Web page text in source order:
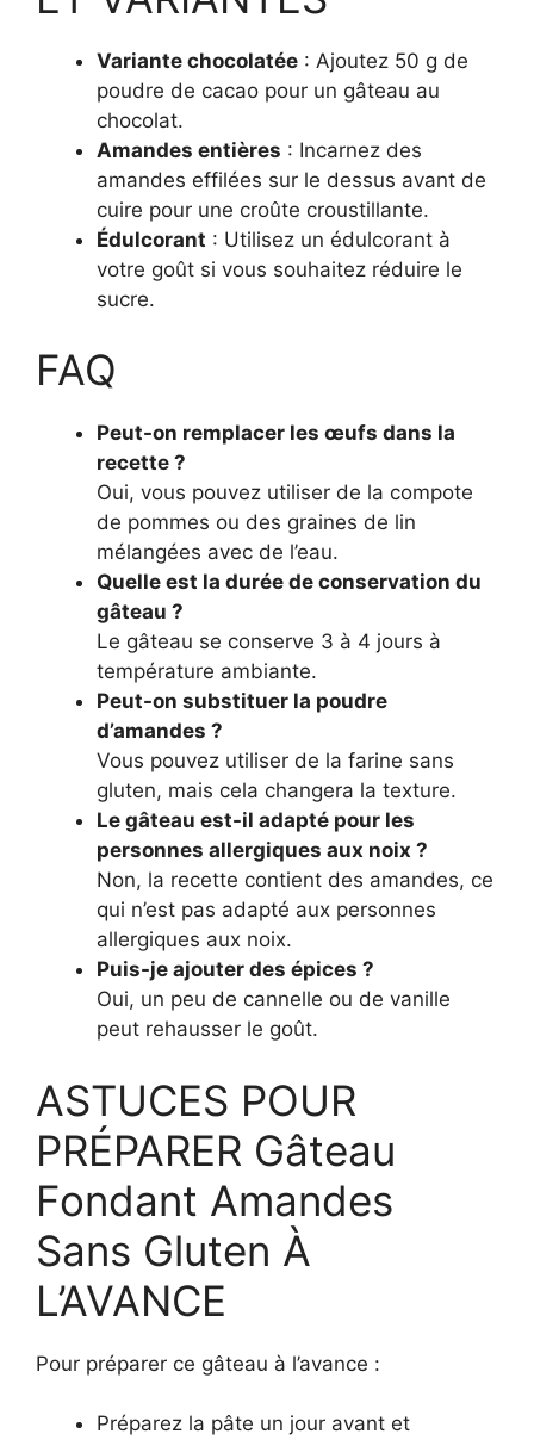
Variante chocolatée : Ajoutez 50 g de
poudre de cacao pour un gâteau au
chocolat.
Amandes entières : Incarnez des
amandes effilées sur le dessus avant de
cuire pour une croûte croustillante.
Édulcorant : Utilisez un édulcorant à
votre goût si vous souhaitez réduire le
sucre.
FAQ
Peut-on remplacer les œufs dans la
recette ?
Oui, vous pouvez utiliser de la compote
de pommes ou des graines de lin
mélangées avec de l’eau.
Quelle est la durée de conservation du
gâteau ?
Le gâteau se conserve 3 à 4 jours à
température ambiante.
Peut-on substituer la poudre
d’amandes ?
Vous pouvez utiliser de la farine sans
gluten, mais cela changera la texture.
Le gâteau est-il adapté pour les
personnes allergiques aux noix ?
Non, la recette contient des amandes, ce
qui n’est pas adapté aux personnes
allergiques aux noix.
Puis-je ajouter des épices ?
Oui, un peu de cannelle ou de vanille
peut rehausser le goût.
ASTUCES POUR
PRÉPARER Gâteau
Fondant Amandes
Sans Gluten À
L’AVANCE
Pour préparer ce gâteau à l’avance :
Préparez la pâte un jour avant et